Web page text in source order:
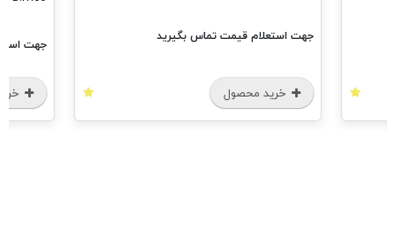
جهت استعلام قیمت تماس بگیرید
خرید محصول